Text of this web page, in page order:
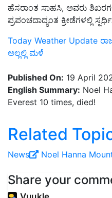
ಹೆಸರಾಂತ ಸಾಹಸಿ, ಅವರು
ಪ್ರಪಂಚದಾದ್ಯಂತ ಕ್ರೀಡೆಗಳಲ್ಲಿ
Today Weather Update
ಅಲ್ಲಲ್ಲಿ ಮಳೆ
Published On: 19 April
English Summary: Noel
Everest 10 times, died!
Related
News Noel Hanna
Share your